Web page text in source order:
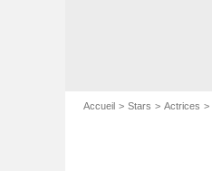
Accueil Stars Actrices